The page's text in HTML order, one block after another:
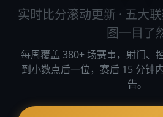
实时比分滚动更新 · 五大
图一目了
每周覆盖 380+ 场赛事，射门、
到小数点后一位，赛后 15 分钟
告。